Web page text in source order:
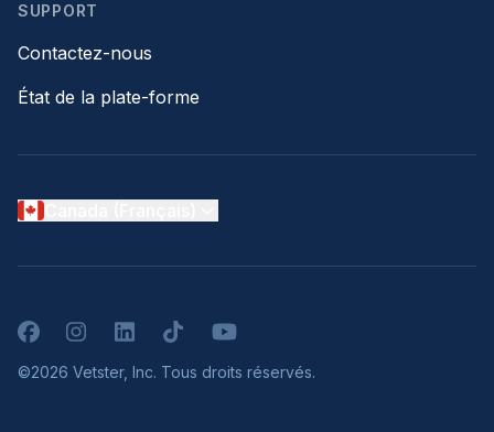
SUPPORT
Contactez-nous
État de la plate-forme
FacebookInstagramLinkedInTikTokYouTube
©2026 Vetster, Inc. Tous droits réservés.